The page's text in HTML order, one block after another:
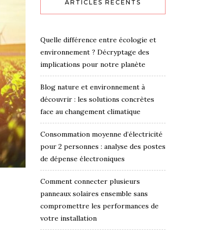
ARTICLES RÉCENTS
Quelle différence entre écologie et
environnement ? Décryptage des
implications pour notre planète
Blog nature et environnement à
découvrir : les solutions concrètes
face au changement climatique
Consommation moyenne d’électricité
pour 2 personnes : analyse des postes
de dépense électroniques
Comment connecter plusieurs
panneaux solaires ensemble sans
compromettre les performances de
votre installation